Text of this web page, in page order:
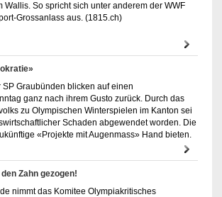
Wallis. So spricht sich unter anderem der WWF
Grossanlass aus. (1815.ch)
SP Graubünden blicken auf einen
ganz nach ihrem Gusto zurück. Durch das
zu Olympischen Winterspielen im Kanton sei
Schaden abgewendet worden. Die
«Projekte mit Augenmass» Hand bieten.
Zahn gezogen!
nimmt das Komitee Olympiakritisches